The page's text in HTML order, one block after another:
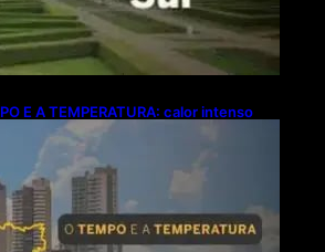
E A TEMPERATURA: calor intenso
no Centro-Oeste neste domingo (9)